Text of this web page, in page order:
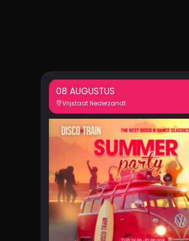
08 AUGUSTUS
Vrijstaat Nederzandt